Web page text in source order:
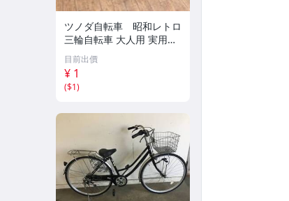
ツノダ自転車 昭和レトロ
三輪自転車 大人用 実用車
レストアベース
目前出價
¥ 1
($1)